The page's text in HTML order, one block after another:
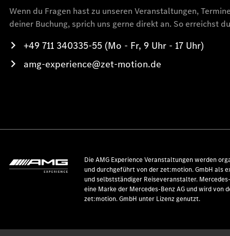
Wenn du Fragen hast zu unseren Veranstaltungen,
deiner Buchung, sprich uns gerne direkt an. So erreichst
+49 711 340335-55 (Mo - Fr, 9 Uhr - 17 Uhr)
amg-experience@zet-motion.de
Die AMG Experience Veranstaltungen werden
und durchgeführt von der zet:motion. GmbH als
und selbstständiger Reiseveranstalter.
eine Marke der Mercedes-Benz AG und wird von
zet:motion. GmbH unter Lizenz genutzt.